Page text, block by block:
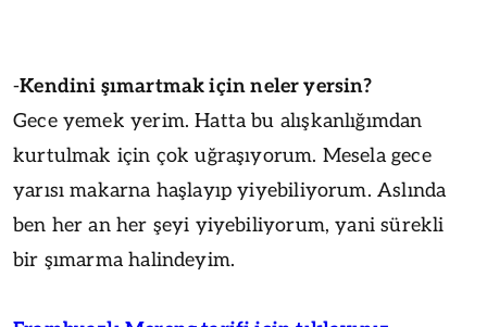
-Kendini şımartmak için neler yersin?
Gece yemek yerim. Hatta bu alışkanlığımdan
kurtulmak için çok uğraşıyorum. Mesela gece
yarısı makarna haşlayıp yiyebiliyorum. Aslında
ben her an her şeyi yiyebiliyorum, yani sürekli
bir şımarma halindeyim.